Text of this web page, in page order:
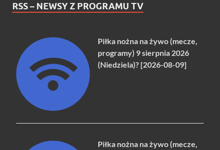
RSS – NEWSY Z PROGRAMU TV
Piłka nożna na żywo (mecze,
programy) 9 sierpnia 2026
(Niedziela)? [2026-08-09]
Piłka nożna na żywo (mecze,